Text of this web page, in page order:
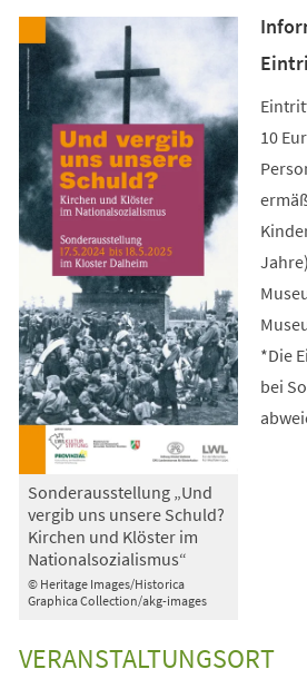
© Heritage Images/Historica
Graphica Collection/akg-images
Sonderausstellung „Und
vergib uns unsere Schuld?
Kirchen und Klöster im
Nationalsozialismus“
10
*Die
bei
VERANSTALTUNGSORT